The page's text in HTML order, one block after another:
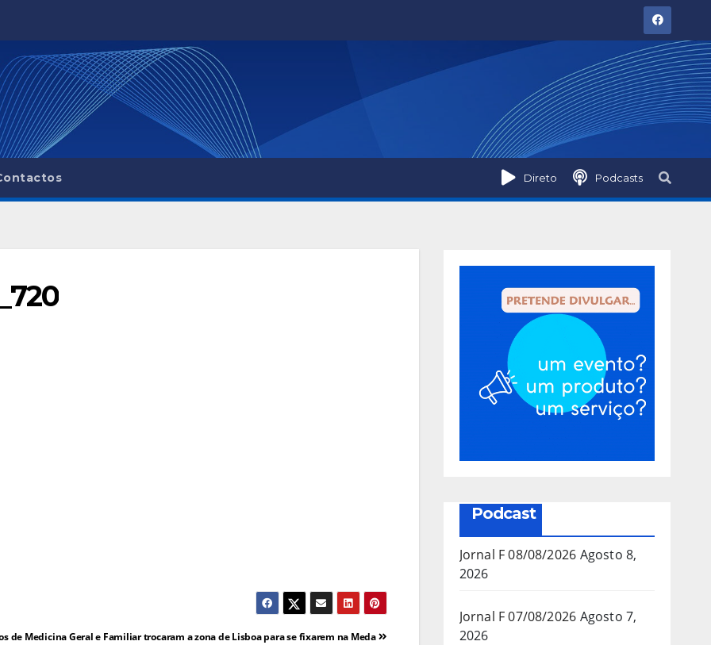
Direto Podcasts
de Medicina Geral e Familiar trocaram a zona de Lisboa para se fixarem na Meda
Podcast
Jornal F 08/08/2026 Agosto 8,
2026
Jornal F 07/08/2026 Agosto 7,
2026